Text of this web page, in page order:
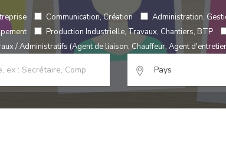
Communication, Création Administration,
Production Industrielle, Travaux, Chantiers, BTP
/ Administratifs (Agent de liaison, Chauffeur, Agent